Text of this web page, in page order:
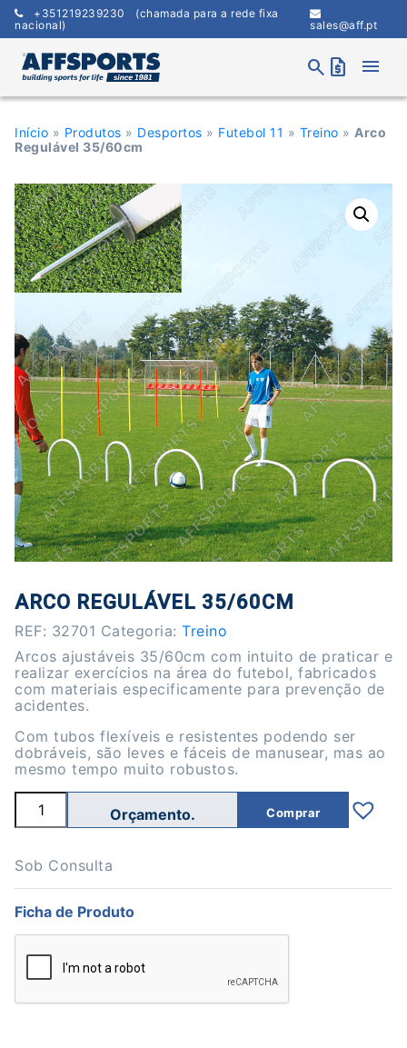
Skip
content
+351219239230 (chamada para a rede fixa
nacional)
sales@aff.pt
search request_quote menu
Início » Produtos » Desportos » Futebol 11 » Treino » Arco
Regulável 35/60cm
ARCO REGULÁVEL 35/60CM
REF: 32701 Categoria: Treino
Arcos ajustáveis 35/60cm com intuito de praticar e
realizar exercícios na área do futebol, fabricados
com materiais especificamente ​​para prevenção de
acidentes.
Com tubos flexíveis e resistentes podendo ser
dobráveis, são leves e fáceis de manusear, mas ao
mesmo tempo muito robustos.
Quantidade
Arco
35/60cm
Comprar
Sob Consulta
Ficha de Produto